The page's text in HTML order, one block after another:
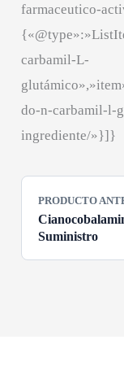
farmaceutico-
carbamil-L-
do-n-carbamil-l-
ingrediente/»}]}
PRODUCTO
Suministro